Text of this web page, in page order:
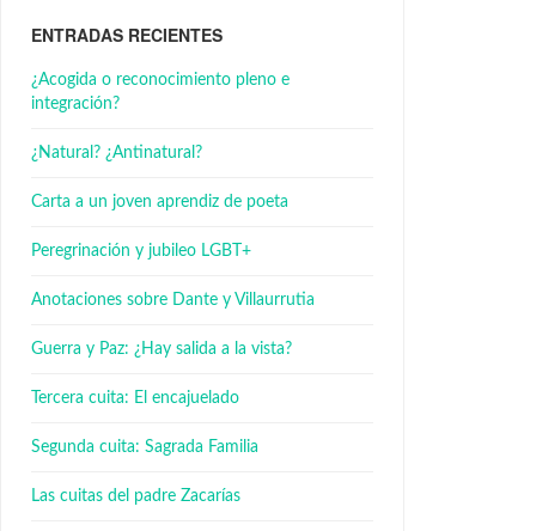
ENTRADAS RECIENTES
¿Acogida o reconocimiento pleno e
integración?
¿Natural? ¿Antinatural?
Carta a un joven aprendiz de poeta
Peregrinación y jubileo LGBT+
Anotaciones sobre Dante y Villaurrutia
Guerra y Paz: ¿Hay salida a la vista?
Tercera cuita: El encajuelado
Segunda cuita: Sagrada Familia
Las cuitas del padre Zacarías